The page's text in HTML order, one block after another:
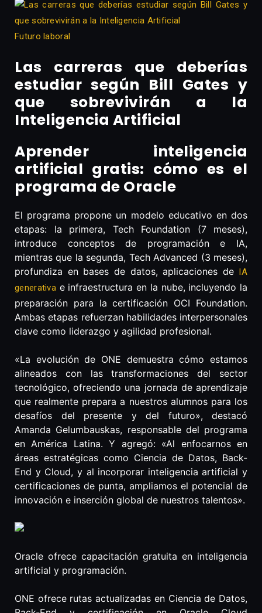
Futuro laboral
Las carreras que deberías
estudiar según Bill Gates y
que sobrevivirán a la
Inteligencia Artificial
Aprender inteligencia
artificial gratis: cómo es el
programa de Oracle
El programa propone un modelo educativo en dos
etapas: la primera, Tech Foundation (7 meses),
introduce conceptos de programación e IA,
mientras que la segunda, Tech Advanced (3 meses),
profundiza en bases de datos, aplicaciones de IA
generativa e infraestructura en la nube, incluyendo la
preparación para la certificación OCI Foundation.
Ambas etapas refuerzan habilidades interpersonales
clave como liderazgo y agilidad profesional.
«La evolución de ONE demuestra cómo estamos
alineados con las transformaciones del sector
tecnológico, ofreciendo una jornada de aprendizaje
que realmente prepara a nuestros alumnos para los
desafíos del presente y del futuro», destacó
Amanda Gelumbauskas, responsable del programa
en América Latina. Y agregó: «Al enfocarnos en
áreas estratégicas como Ciencia de Datos, Back-
End y Cloud, y al incorporar inteligencia artificial y
certificaciones de punta, ampliamos el potencial de
innovación e inserción global de nuestros talentos».
Oracle ofrece capacitación gratuita en inteligencia
artificial y programación.
ONE ofrece rutas actualizadas en Ciencia de Datos,